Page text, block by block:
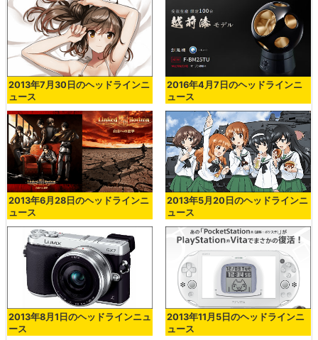
2013年7月30日のヘッドラインニ
ュース
2016年4月7日のヘッドラインニ
ュース
2013年6月28日のヘッドラインニ
ュース
2013年5月20日のヘッドラインニ
ュース
2013年8月1日のヘッドラインニュ
ース
2013年11月5日のヘッドラインニ
ュース